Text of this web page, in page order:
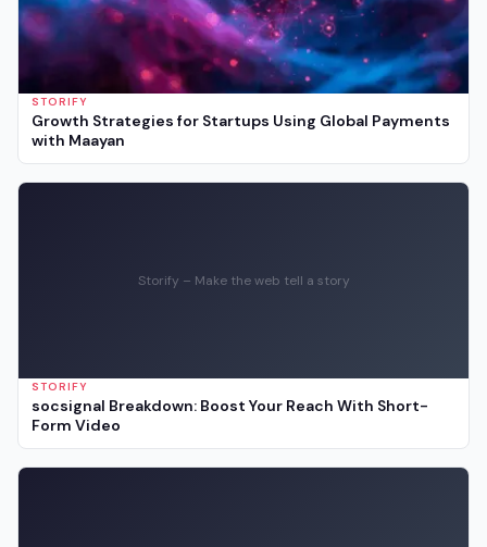
STORIFY
Growth Strategies for Startups Using Global Payments
with Maayan
Storify – Make the web tell a story
STORIFY
socsignal Breakdown: Boost Your Reach With Short-
Form Video